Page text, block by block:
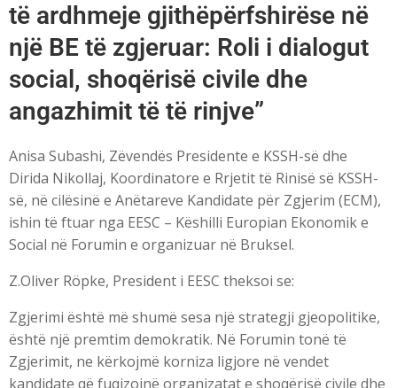
të ardhmeje gjithëpërfshirëse në
një BE të zgjeruar: Roli i dialogut
social, shoqërisë civile dhe
angazhimit të të rinjve”
Anisa Subashi, Zëvendës Presidente e KSSH-së dhe
Dirida Nikollaj, Koordinatore e Rrjetit të Rinisë së KSSH-
së, në cilësinë e Anëtareve Kandidate për Zgjerim (ECM),
ishin të ftuar nga EESC – Këshilli Europian Ekonomik e
Social në Forumin e organizuar në Bruksel.
Z.Oliver Röpke, President i EESC theksoi se:
Zgjerimi është më shumë sesa një strategji gjeopolitike,
është një premtim demokratik. Në Forumin tonë të
Zgjerimit, ne kërkojmë korniza ligjore në vendet
kandidate që fuqizojnë organizatat e shoqërisë civile dhe